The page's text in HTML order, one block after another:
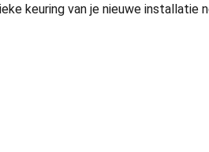
keuring van je nieuwe installatie